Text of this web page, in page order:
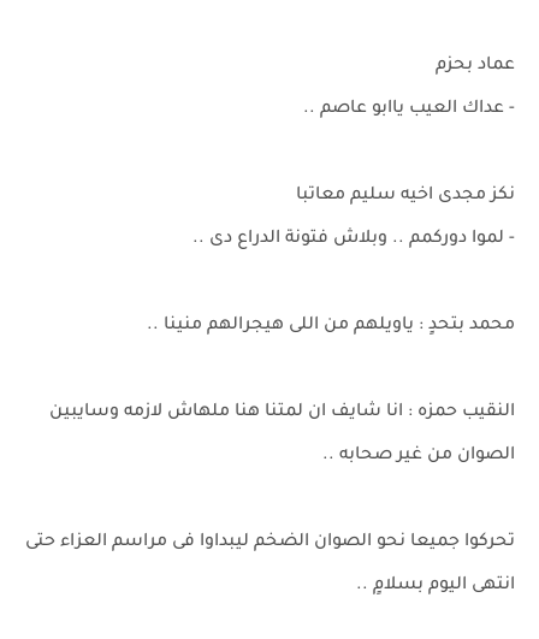
عماد بحزم
- عداك العيب ياابو عاصم ..
نكز مجدى اخيه سليم معاتبا
- لموا دوركمم .. وبلاش فتونة الدراع دى ..
محمد بتحدٍ : ياويلهم من اللى هيجرالهم منينا ..
النقيب حمزه : انا شايف ان لمتنا هنا ملهاش لازمه وسايبين
الصوان من غير صحابه ..
تحركوا جميعا نحو الصوان الضخم ليبداوا فى مراسم العزاء حتى
انتهى اليوم بسلامٍ ..